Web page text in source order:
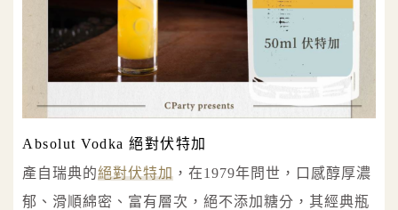
Absolut Vodka 絕對伏特加
產自瑞典的絕對伏特加 ，在1979年問世，口感醇厚濃
郁、滑順綿密、富有層次，絕不添加糖分，其經典瓶